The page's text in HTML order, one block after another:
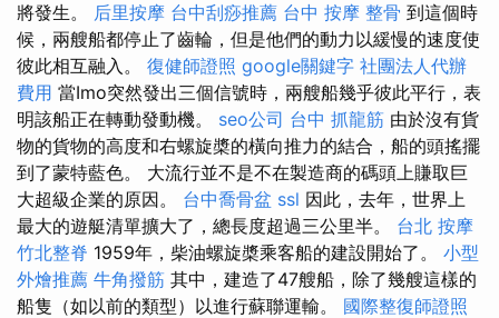
將發生。 后里按摩 台中刮痧推薦 台中 按摩 整骨 到這個時
候，兩艘船都停止了齒輪，但是他們的動力以緩慢的速度使
彼此相互融入。 復健師證照 google關鍵字 社團法人代辦
費用 當Imo突然發出三個信號時，兩艘船幾乎彼此平行，表
明該船正在轉動發動機。 seo公司 台中 抓龍筋 由於沒有貨
物的貨物的高度和右螺旋槳的橫向推力的結合，船的頭搖擺
到了蒙特藍色。 大流行並不是不在製造商的碼頭上賺取巨
大超級企業的原因。 台中喬骨盆 ssl 因此，去年，世界上
最大的遊艇清單擴大了，總長度超過三公里半。 台北 按摩
竹北整脊 1959年，柴油螺旋槳乘客船的建設開始了。 小型
外燴推薦 牛角撥筋 其中，建造了47艘船，除了幾艘這樣的
船隻（如以前的類型）以進行蘇聯運輸。 國際整復師證照